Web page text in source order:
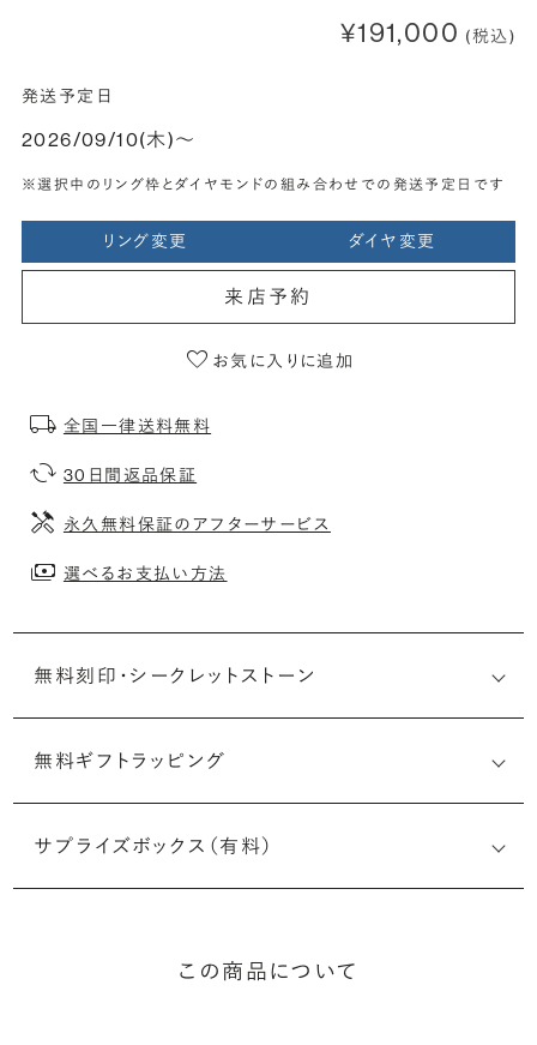
¥191,000 (税込)
発送予定日
2026/09/10(木)〜
※選択中のリング枠とダイヤモンドの組み合わせでの発送予定日です
リング変更 ダイヤ変更
来店予約
お気に入りに追加
全国一律送料無料
30日間返品保証
永久無料保証のアフターサービス
選べるお支払い方法
無料刻印・ シークレットストーン
刻印メッセージ：アルファベット6文字まで刻印可能
印することができます。注文前だけでなく購入後の刻印も、
リングに初めて施す初回の刻印は、無料にて承ります（デザ
細は「商品仕様」欄をご確認ください）。
無料ギフトラッピング
サプライズボックス（有料）
この商品について